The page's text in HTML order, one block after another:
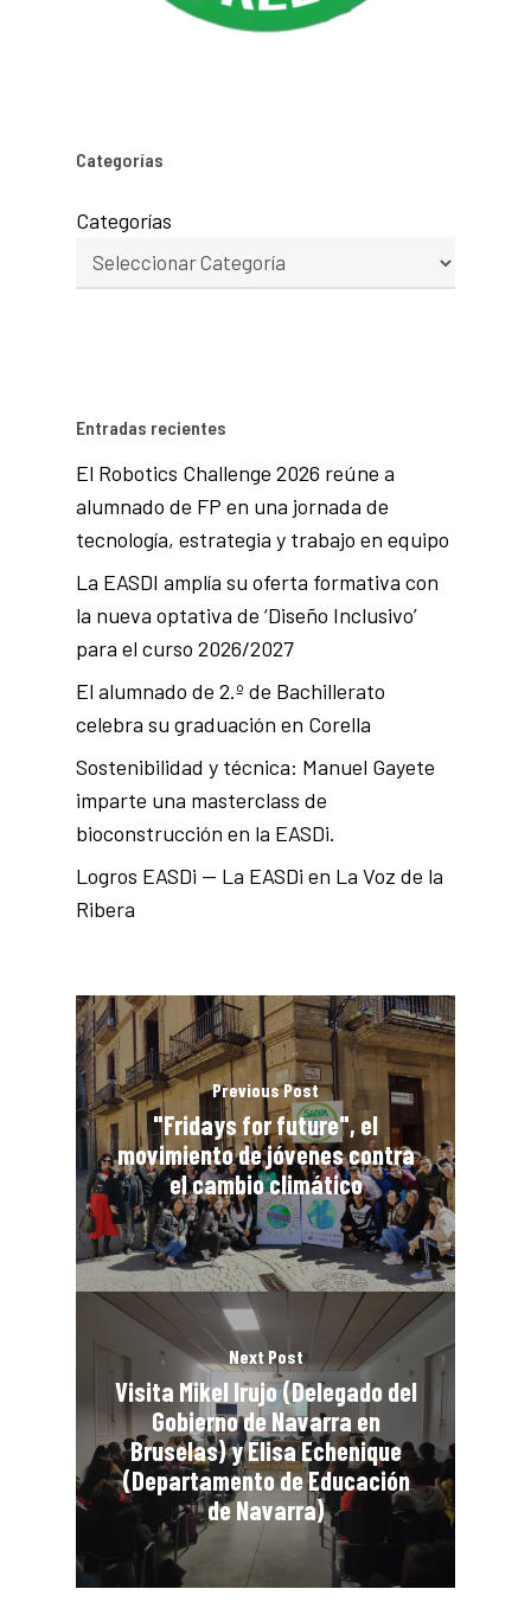
Categorías
Categorías
Entradas recientes
El Robotics Challenge 2026 reúne a
alumnado de FP en una jornada de
tecnología, estrategia y trabajo en equipo
La EASDI amplía su oferta formativa con
la nueva optativa de ‘Diseño Inclusivo’
para el curso 2026/2027
El alumnado de 2.º de Bachillerato
celebra su graduación en Corella
Sostenibilidad y técnica: Manuel Gayete
imparte una masterclass de
bioconstrucción en la EASDi.
Logros EASDi — La EASDi en La Voz de la
Ribera
Previous Post
"Fridays for future", el
movimiento de jóvenes contra
el cambio climático
Next Post
Visita Mikel Irujo (Delegado del
Gobierno de Navarra en
Bruselas) y Elisa Echenique
(Departamento de Educación
de Navarra)